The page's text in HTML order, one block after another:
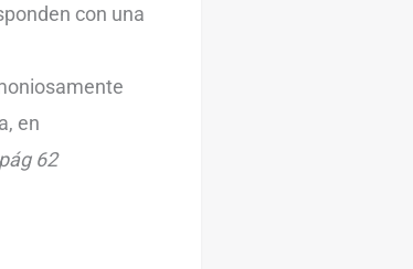
con una
en
62